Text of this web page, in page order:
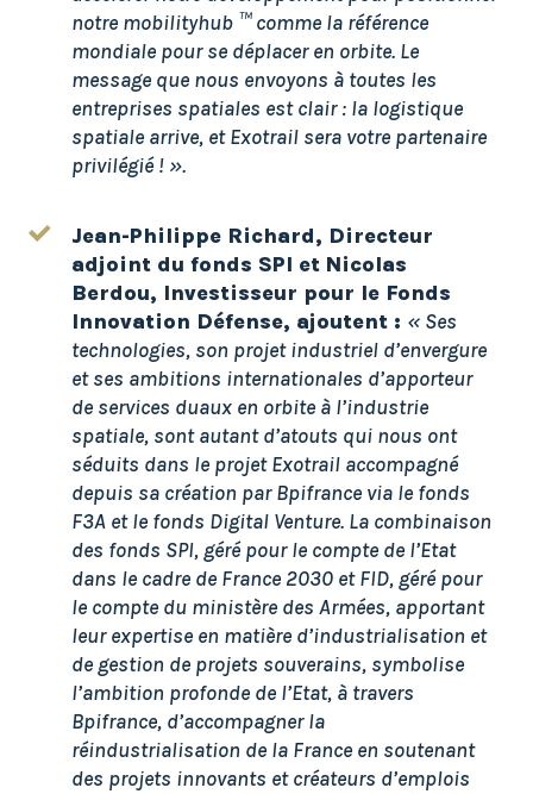
notre mobilityhub ™ comme la référence
mondiale pour se déplacer en orbite. Le
message que nous envoyons à toutes les
entreprises spatiales est clair : la logistique
spatiale arrive, et Exotrail sera votre partenaire
privilégié ! ».
Jean-Philippe Richard, Directeur
adjoint du fonds SPI et Nicolas
Berdou, Investisseur pour le Fonds
Innovation Défense, ajoutent : « Ses
technologies, son projet industriel d’envergure
et ses ambitions internationales d’apporteur
de services duaux en orbite à l’industrie
spatiale, sont autant d’atouts qui nous ont
séduits dans le projet Exotrail accompagné
depuis sa création par Bpifrance via le fonds
F3A et le fonds Digital Venture. La combinaison
des fonds SPI, géré pour le compte de l’Etat
dans le cadre de France 2030 et FID, géré pour
le compte du ministère des Armées, apportant
leur expertise en matière d’industrialisation et
de gestion de projets souverains, symbolise
l’ambition profonde de l’Etat, à travers
Bpifrance, d’accompagner la
réindustrialisation de la France en soutenant
des projets innovants et créateurs d’emplois